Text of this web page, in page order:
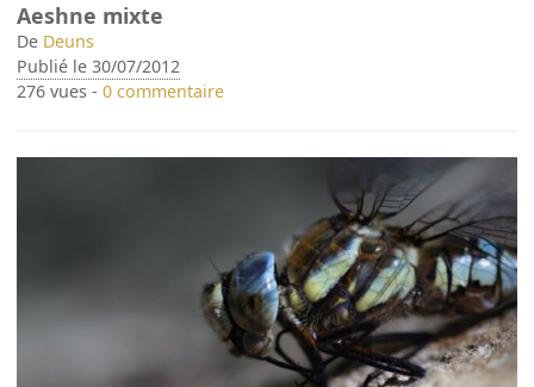
Aeshne mixte
De Deuns
Publié le 30/07/2012
276 vues -0 commentaire